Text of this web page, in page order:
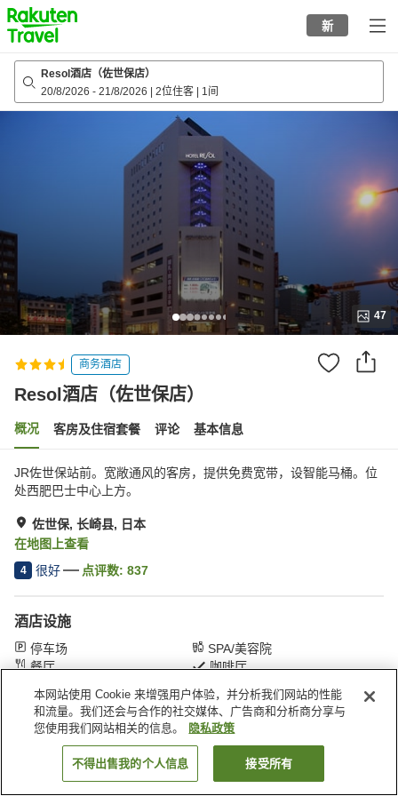
to
top
page
新
Resol酒店（佐世保店）
20/8/2026 - 21/8/2026 2位住客 1间
47
商务酒店
Resol酒店（佐世保店）
概况 客房及住宿套餐 评论 基本信息
JR佐世保站前。宽敞通风的客房，提供免费宽带，设智能马桶。位
处西肥巴士中心上方。
佐世保, 长崎县, 日本
在地图上查看
4 很好 点评数: 837
酒店设施
停车场
SPA/美容院
餐厅
咖啡厅
首页 日本 长崎县 佐世保 Resol酒店（佐世保店）
搜索客房
本网站使用 Cookie 来增强用户体验，并分析我们网站的性能
和流量。我们还会与合作的社交媒体、广告商和分析商分享与
您使用我们网站相关的信息。
隐私政策
不得出售我的个人信息 接受所有